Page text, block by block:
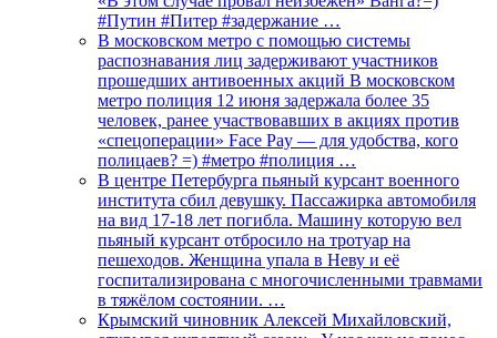
#Путин #Питер #задержание …
В московском метро с помощью системы
распознавания лиц задерживают участников
прошедших антивоенных акций В московском
метро полиция 12 июня задержала более 35
человек, ранее участвовавших в акциях против
«спецоперации» Face Pay — для удобства, кого
полицаев? =) #метро #полиция …
В центре Петербурга пьяный курсант военного
института сбил девушку. Пассажирка автомобиля
на вид 17-18 лет погибла. Машину которую вел
пьяный курсант отбросило на тротуар на
пешеходов. Женщина упала в Неву и её
госпитализирована с многочисленными травмами
в тяжёлом состоянии. …
Крымский чиновник Алексей Михайловский,